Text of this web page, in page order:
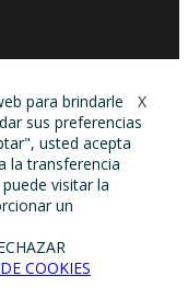
X
para brindarle
sus preferencias
usted acepta
la transferencia
visitar la
un
COOKIES